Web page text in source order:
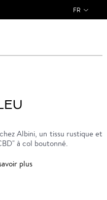
FR
Albini, un tissu rustique et
à col boutonné.
plus